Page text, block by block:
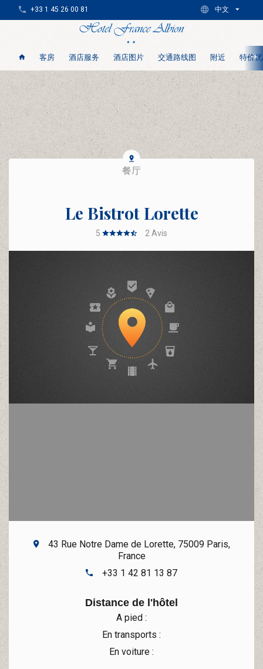
客房 酒店服务 酒店图片 交通路线图 附近 特价
+33 1 45 26 00 81 中文
餐厅
Le Bistrot Lorette
5 2 Avis
43 Rue Notre Dame de Lorette, 75009 Paris,
France
+33 1 42 81 13 87
Distance de l'hôtel
A pied :
En transports :
En voiture :